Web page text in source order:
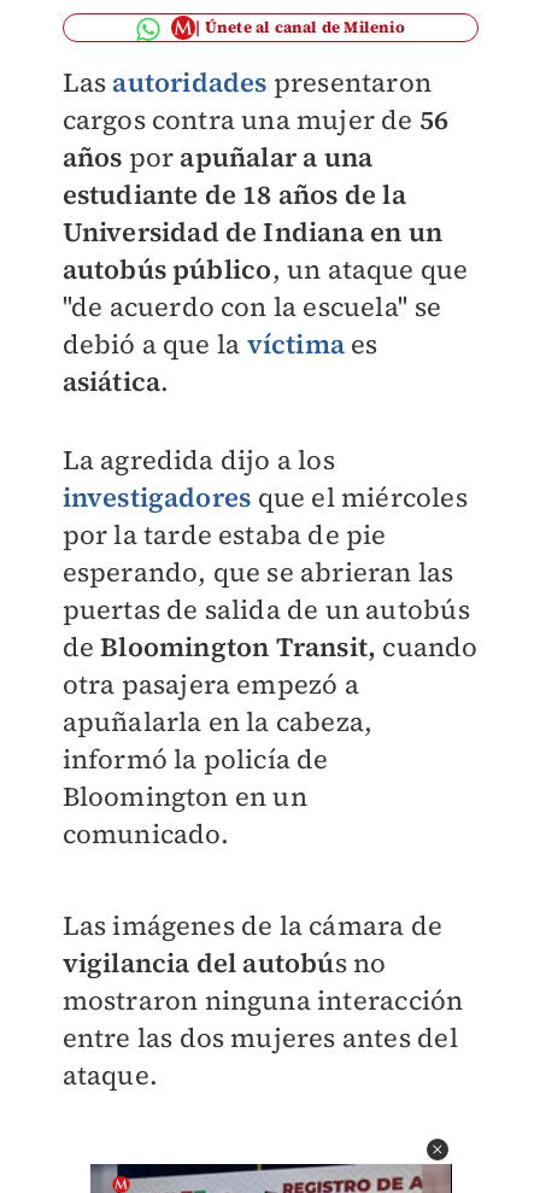
Únete al canal de Milenio
Las autoridades presentaron
cargos contra una mujer de 56
años por apuñalar a una
estudiante de 18 años de la
Universidad de Indiana en un
autobús público, un ataque que
''de acuerdo con la escuela'' se
debió a que la víctimaes
asiática.
La agredida dijo a los
investigadores que el miércoles
por la tarde estaba de pie
esperando, que se abrieran las
puertas de salida de un autobús
deBloomington Transit, cuando
otra pasajera empezó a
apuñalarla en la cabeza,
informó la policía de
Bloomington en un
comunicado.
Las imágenes de la cámara de
vigilancia del autobús no
mostraron ninguna interacción
entre las dos mujeres antes del
ataque.